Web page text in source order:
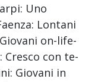
Uno
Lontani
on-life-
Cresco con te-
Giovani in